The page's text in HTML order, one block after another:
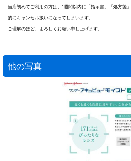
当店初めてご利用の方は、1週間以内に「指示書」「処方箋
的にキャンセル扱いになってしまいます。
ご理解のほど、よろしくお願い申し上げます。
他の写真